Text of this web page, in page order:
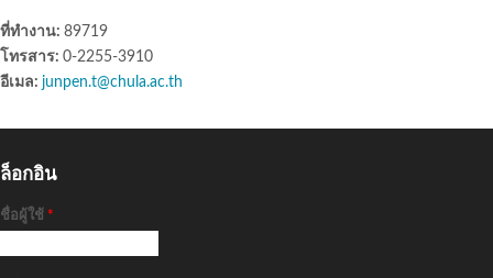
ที่ทำงาน: 89719
โทรสาร: 0-2255-3910
อีเมล: junpen.t@chula.ac.th
ล็อกอิน
ชื่อผู้ใช้ *